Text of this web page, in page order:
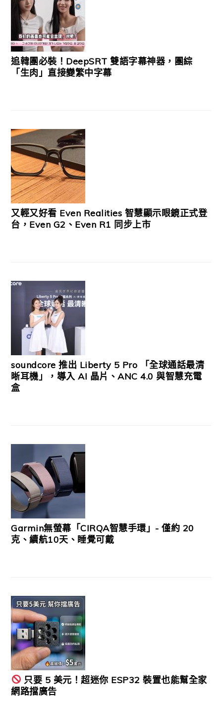
追韓團必裝！DeepSRT 雙語字幕神器，團綜
「生肉」直接變繁中字幕
又輕又好看 Even Realities 智慧顯示眼鏡正式登
台，Even G2、Even R1 同步上市
soundcore 推出 Liberty 5 Pro 「全球通話最清
晰耳機」，導入 AI 晶片、ANC 4.0 與智慧充電
盒
Garmin無螢幕「CIRQA智慧手環」- 僅約 20
克、續航10天、睡覺可戴
只要 5 美元！超迷你 ESP32 裝置也能幫全家
網路擋廣告